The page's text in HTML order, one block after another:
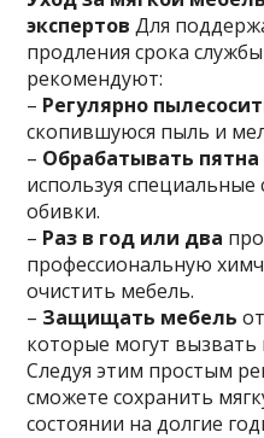
экспертов Для
продления срока
рекомендуют:
– Регулярно
скопившуюся пыль и
– Обрабатывать пятна
используя специальные
обивки.
– Раз в год или два
профессиональную
очистить мебель.
– Защищать мебель
которые могут
Следуя этим простым
сможете сохранить
состоянии на долгие